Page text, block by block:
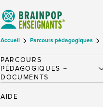
Accueil Parcours pédagogiques
PARCOURS
PÉDAGOGIQUES +
DOCUMENTS
AIDE